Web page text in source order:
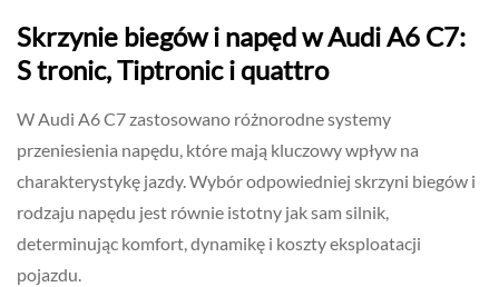
Skrzynie biegów i napęd w Audi A6 C7:
S tronic, Tiptronic i quattro
W Audi A6 C7 zastosowano różnorodne systemy
przeniesienia napędu, które mają kluczowy wpływ na
charakterystykę jazdy. Wybór odpowiedniej skrzyni biegów i
rodzaju napędu jest równie istotny jak sam silnik,
determinując komfort, dynamikę i koszty eksploatacji
pojazdu.